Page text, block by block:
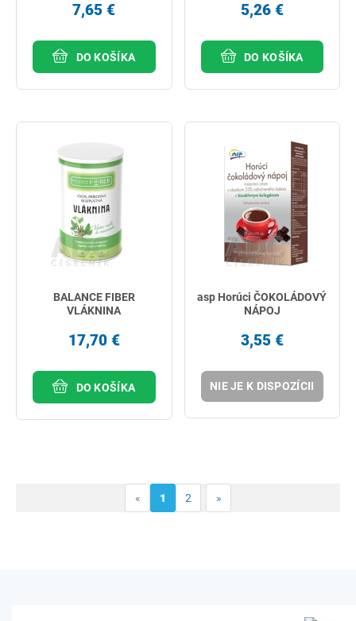
7,65 €
DO KOŠÍKA
5,26 €
DO KOŠÍKA
BALANCE FIBER
VLÁKNINA
17,70 €
DO KOŠÍKA
asp Horúci ČOKOLÁDOVÝ
NÁPOJ
3,55 €
NIE JE K DISPOZÍCII
« 1 2 »